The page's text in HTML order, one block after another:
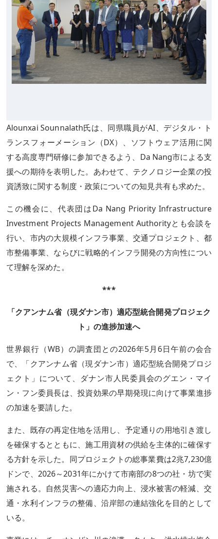
Alounxai Sounnalath氏は、同県職員がAI、デジタル・ト
ランスフォーメーション（DX）、ソフトウェア活用に関
する高度専門研修に参加できるよう、Da Nang市による支
援への期待を表明した。あわせて、テクノロジー企業の投
資誘致に関する制度・政策についての知見共有も求めた。
この機会に、代表団はDa Nang Priority Infrastructure
Investment Projects Management Authorityとも会談を
行い、市内の大規模インフラ事業、交通プロジェクト、都
市整備事業、ならびに戦略的インフラ開発の方向性につい
て理解を深めた。
***
「クアンナム省（現ダナン市）適応型統合開発プロジェク
ト」の進捗加速へ
世界銀行（WB）の調査団との2026年5月6日午前の会合
で、「クアンナム省（現ダナン市）適応型統合開発プロジ
ェクト」について、ダナン市人民委員会のグエン・マイ
ン・フン委員長は、投資効果の早期発現に向けて事業進捗
の加速を要請した。
また、既存の再定住地を活用し、予定通りの用地引き渡し
を確保するとともに、施工用資材の供給を主体的に確保す
る方針を示した。同プロジェクトの総事業費は2兆7,230億
ドンで、2026～2031年にかけて市南部の8つの社・坊で実
施される。自然災害への適応力向上、浸水被害の軽減、交
通・水利インフラの整備、沿岸部の連結強化を目的として
いる。